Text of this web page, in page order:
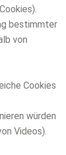
bestimmter
von
Cookies
würden
Videos).